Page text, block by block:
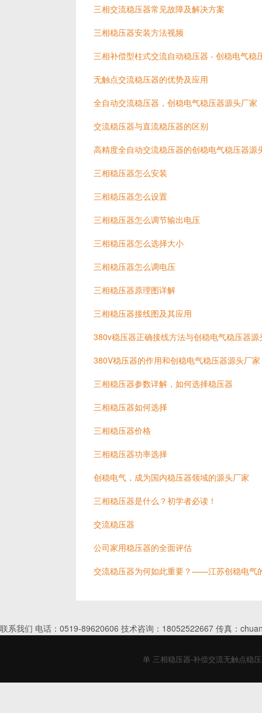
三相交流稳压器常见故障及解决方案
三相稳压器安装方法视频
三相补偿型柱式交流自动稳压器 - 创稳电气稳
无触点交流稳压器的优势及应用
全自动交流稳压器，创稳电气稳压器源头厂家
交流稳压器与直流稳压器的区别
高精度全自动交流稳压器的创稳电气稳压器源
三相稳压器怎么安装
三相稳压器怎么设置
三相稳压器怎么调节输出电压
三相稳压器怎么选择大小
三相稳压器怎么调电压
三相稳压器原理图详解
三相稳压器接线图及其应用
380v稳压器正确接线方法与创稳电气稳压器源
380V稳压器的作用和创稳电气稳压器源头厂家
三相稳压器参数详解，如何选择稳压器
三相稳压器如何选择
三相稳压器价格
三相稳压器功率选择
创稳电气，成为国内稳压器领域的源头厂家
三相稳压器是什么？初学者必读！
交流稳压器
公司家用稳压器的全面评估
交流稳压器为何如此重要？——江苏创稳电气
联系我们 电话：0519-89620606 技术咨询：18052522667 传真：
单 三相稳压器-补偿交流无触点稳